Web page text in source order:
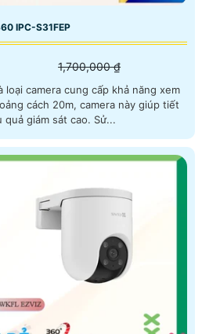
IPC-S31FEP
1,700,000 ₫
loại camera cung cấp khả năng xem
cách 20m, camera này giúp tiết
kiệm chi phí và mang lại hiệu quả giám sát cao. Sử...